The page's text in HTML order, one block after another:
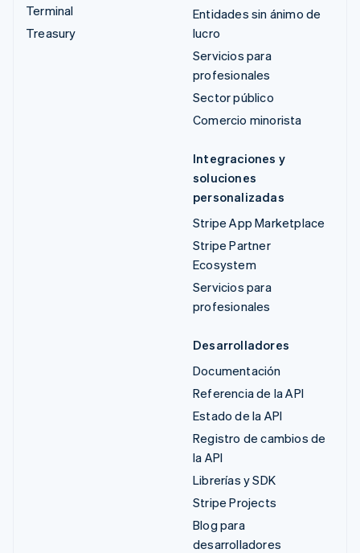
Terminal
Treasury
Entidades sin ánimo de
lucro
Servicios para
profesionales
Sector público
Comercio minorista
Integraciones y
soluciones
personalizadas
Stripe App Marketplace
Stripe Partner
Ecosystem
Servicios para
profesionales
Desarrolladores
Documentación
Referencia de la API
Estado de la API
Registro de cambios de
la API
Librerías y SDK
Stripe Projects
Blog para
desarrolladores